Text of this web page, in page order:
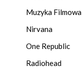
Muzyka Filmowa
Nirvana
One Republic
Radiohead